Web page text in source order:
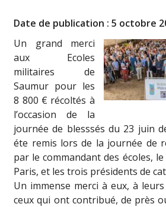
Date de publication : 5 octobre
Un grand merci
aux Ecoles
militaires de
Saumur pour les
8 800 € récoltés à
l’occasion de la
journée de blesssés du 23 juin
éte remis lors de la journée de
par le commandant des écoles,
Paris, et les trois présidents de
Un immense merci à eux, à
ceux qui ont contribué, de près